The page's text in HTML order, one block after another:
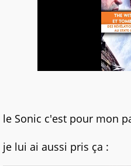
le Sonic c'est pour mon
je lui ai aussi pris ça :